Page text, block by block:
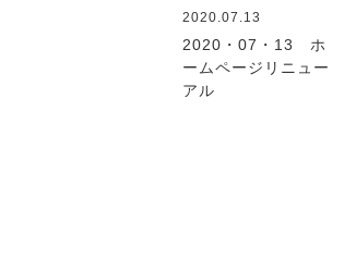
2020.07.13
2020・07・13 ホ
ームページリニュー
アル